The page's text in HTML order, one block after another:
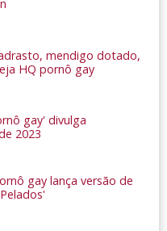
mendigo dotado,
HQ pornô gay
gay' divulga
2023
gay lança versão de